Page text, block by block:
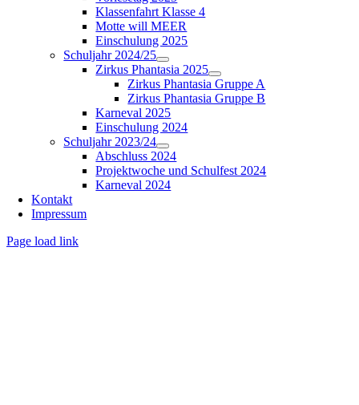
Klassenfahrt Klasse 4
Motte will MEER
Einschulung 2025
Schuljahr 2024/25
Zirkus Phantasia 2025
Zirkus Phantasia Gruppe A
Zirkus Phantasia Gruppe B
Karneval 2025
Einschulung 2024
Schuljahr 2023/24
Abschluss 2024
Projektwoche und Schulfest 2024
Karneval 2024
Kontakt
Impressum
Page load link